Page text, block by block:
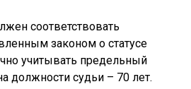
соответствовать
законом о статусе
учитывать предельный
должности судьи – 70 лет.